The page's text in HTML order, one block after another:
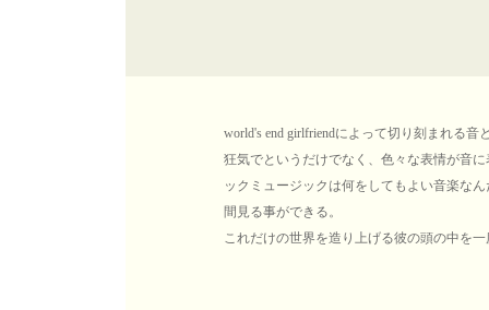
world's end girlfriendによって切り刻まれる
狂気でというだけでなく、色々な表情が音
ックミュージックは何をしてもよい音楽な
間見る事ができる。
これだけの世界を造り上げる彼の頭の中を